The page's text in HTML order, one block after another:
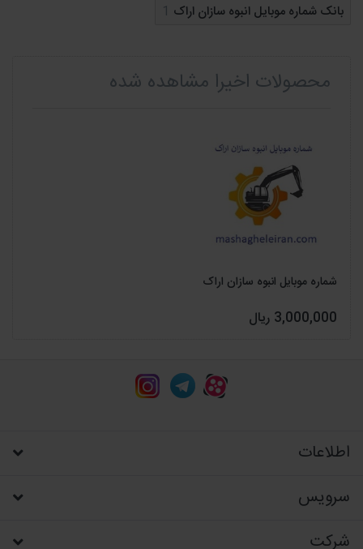
بانک شماره موبایل انبوه سازان اراک 1
محصولات اخیرا مشاهده شده
شماره موبایل انبوه سازان اراک
3,000,000 ریال
اطلاعات
سرویس
شرکت